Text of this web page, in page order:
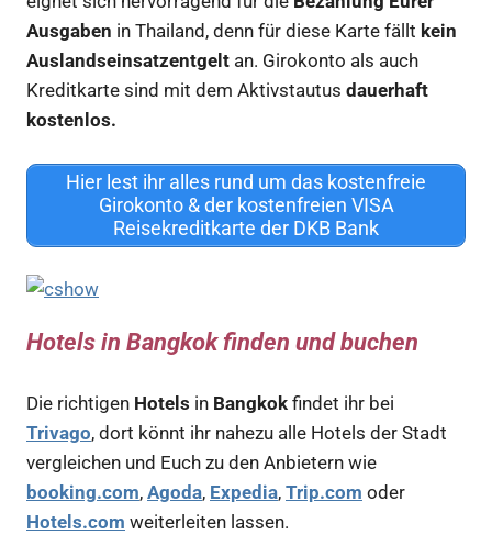
Ausgaben in Thailand, denn für diese Karte fällt kein
Auslandseinsatzentgelt an. Girokonto als auch
Kreditkarte sind mit dem Aktivstautus dauerhaft
kostenlos.
Hier lest ihr alles rund um das kostenfreie
Girokonto & der kostenfreien VISA
Reisekreditkarte der DKB Bank
Hotels in Bangkok finden und buchen
Die richtigen Hotels in Bangkok findet ihr bei
Trivago, dort könnt ihr nahezu alle Hotels der Stadt
vergleichen und Euch zu den Anbietern wie
booking.com, Agoda, Expedia, Trip.com oder
Hotels.com weiterleiten lassen.